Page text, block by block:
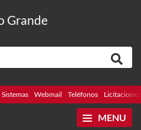
Grande
Sistemas Webmail Teléfonos Licitaciones
MENU